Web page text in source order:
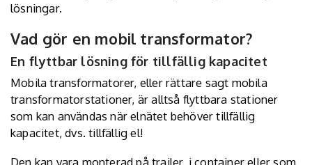
lösningar.
Vad gör en mobil transformator?
En flyttbar lösning för tillfällig kapacitet
Mobila transformatorer, eller rättare sagt mobila
transformatorstationer, är alltså flyttbara stationer
som kan användas när elnätet behöver tillfällig
kapacitet, dvs. tillfällig el!
Den kan vara monterad på trailer, i container eller som